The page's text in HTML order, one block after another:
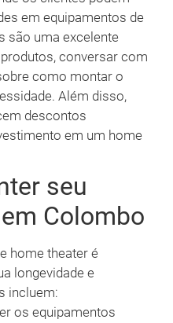
em equipamentos de
são uma excelente
conversar com
como montar o
Além disso,
descontos
em um home
seu
Colombo
home theater é
longevidade e
incluem:
os equipamentos